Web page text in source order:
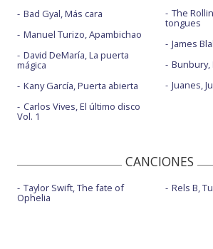
Bad Gyal, Más cara
Manuel Turizo, Apambichao
David DeMaría, La puerta
mágica
Kany García, Puerta abierta
Carlos Vives, El último disco
Vol. 1
The
tongues
James
Bunbury,
Juanes,
CANCIONES
Taylor Swift, The fate of
Ophelia
Rels B,